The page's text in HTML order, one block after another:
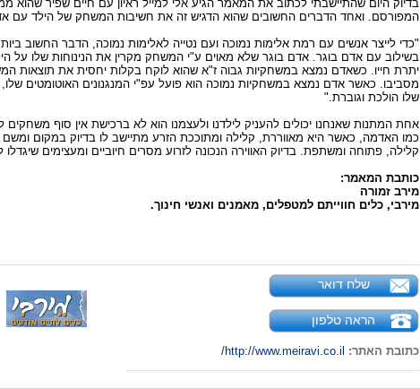
בדיוק היום שהתיישבתי לכתוב את המאמר הגיע אלי למייל ראיון עם חיים שפיר
המפורסם. ואחד הדברים החשובים שהוא הדגיש זה את חשיבות המשחק של הילד עם
"כדי לייצר אנשים עם רמת אלימות נמוכה ועם נטייה לאלימות נמוכה, הדבר החשוב
בשילוב עם אדם בוגר. אדם בוגר שלא מאוים ע"י המשחק מקרין את הנינוחות שלו על
יתרת חייו. כשאדם נמצא במשחקיות גבוה ז"א שהוא לוקח בקלות יחסית את תוצאות
מסביבו. כאשר אדם נמצא במשחקיות נמוכה הוא פועל עפ"י המנגנונים האוטומטים
שלו הולכת וגוברת."
אחת המתנות שאנחנו יכולים להעניק לילדנו ולעצמנו הוא לא ברכישת אין סוף
כמו האדמה, כאשר היא מאווררת, קלילה ומתוככת הזרע מתיישב לו בדיוק במקום
קלילה, פתוחה ומשתפת. בדיוק האווירה הנכונה לזרוע מסרים חיוביים ומעצימים שיגדלו
כותבת המאמר:
מירב זמורה
מירבי, כלים חווייתם למטפלים, מאמנים ואנשי חינוך.
שלח דואר
הראה טלפון
כתובת האתר: http://www.meiravi.co.il/